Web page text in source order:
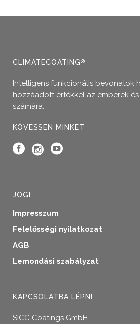
CLIMATECOATING®
Intelligens funkcionális bevonatok
hozzáadott értékkel az emberek
számára.
KÖVESSEN MINKET
JOGI
Impresszum
Felelősségi nyilatkozat
AGB
Lemondási szabályzat
KAPCSOLATBA LÉPNI
SICC Coatings GmbH